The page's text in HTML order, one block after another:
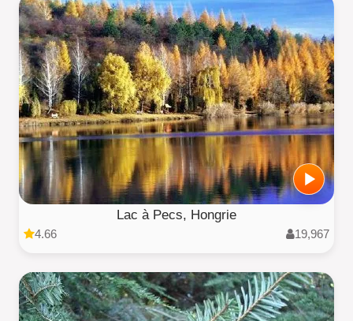
Lac à Pecs, Hongrie
4.66 19,967